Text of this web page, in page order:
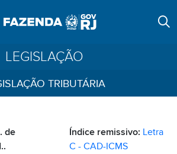
LEGISLAÇÃO
TRIBUTÁRIA
de
Índice remissivo: Letra
C - CAD-ICMS